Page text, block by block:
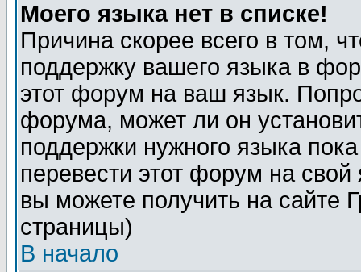
Моего языка нет в списке!
Причина скорее всего в том,
поддержку вашего языка в
этот форум на ваш язык.
форума, может ли он
поддержки нужного языка
перевести этот форум на
вы можете получить на сайте
страницы)
В начало